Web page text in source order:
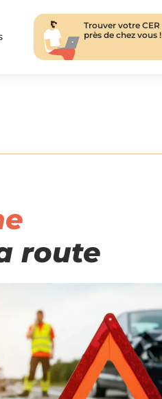
Trouver votre CER
près de chez vous !
route